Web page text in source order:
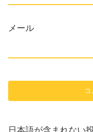
メール